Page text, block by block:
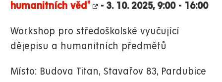
humanitních věd"
- 3. 10. 2025, 9:00 - 16:00
Workshop pro středoškolské vyučující
dějepisu a humanitních předmětů
Místo: Budova Titan, Stavařov 83, Pardubice